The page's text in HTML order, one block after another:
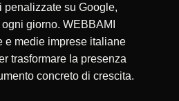
penalizzate su Google,
giorno. WEBBAMI
e medie imprese italiane
trasformare la presenza
concreto di crescita.